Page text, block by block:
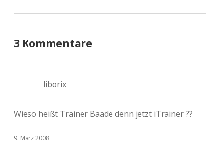
3 Kommentare
liborix
Wieso heißt Trainer Baade denn jetzt iTrainer ??
9. März 2008